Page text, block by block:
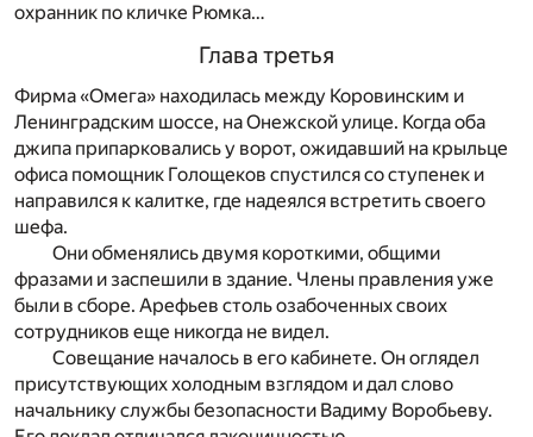
охранник по кличке Рюмка…
Глава третья
Фирма «Омега» находилась между Коровинским и
Ленинградским шоссе, на Онежской улице. Когда оба
джипа припарковались у ворот, ожидавший на крыльце
офиса помощник Голощеков спустился со ступенек и
направился к калитке, где надеялся встретить своего
шефа.
Они обменялись двумя короткими, общими
фразами и заспешили в здание. Члены правления уже
были в сборе. Арефьев столь озабоченных своих
сотрудников еще никогда не видел.
Совещание началось в его кабинете. Он оглядел
присутствующих холодным взглядом и дал слово
начальнику службы безопасности Вадиму Воробьеву.